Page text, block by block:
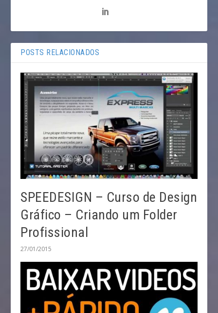
POSTS RELACIONADOS
SPEEDESIGN – Curso de Design
Gráfico – Criando um Folder
Profissional
27/01/2015